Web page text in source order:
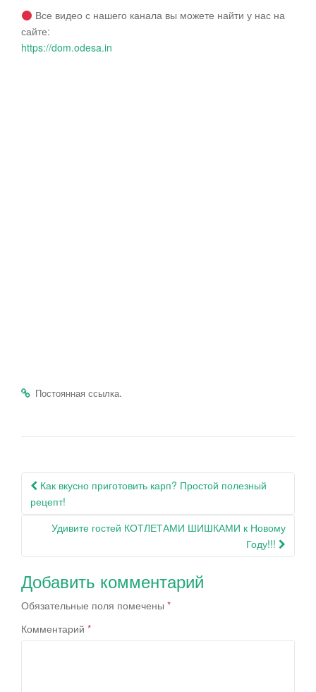
Все видео с нашего канала вы можете найти у нас на
сайте:
https://dom.odesa.in
Постоянная ссылка.
Навигация
по
записям
Как вкусно приготовить карп? Простой полезный
рецепт!
Удивите гостей КОТЛЕТАМИ ШИШКАМИ к Новому
Году!!!
Добавить комментарий
Обязательные поля помечены *
Комментарий *